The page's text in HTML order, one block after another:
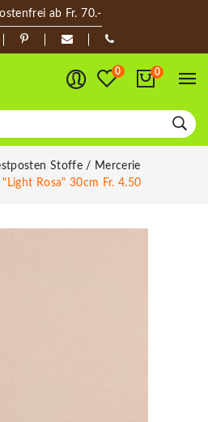
ab Fr. 70.-
0 0
Stoffe / Mercerie
Rosa" 30cm Fr. 4.50